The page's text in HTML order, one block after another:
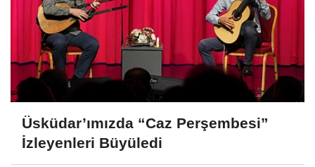
Üsküdar’ımızda “Caz Perşembesi”
İzleyenleri Büyüledi